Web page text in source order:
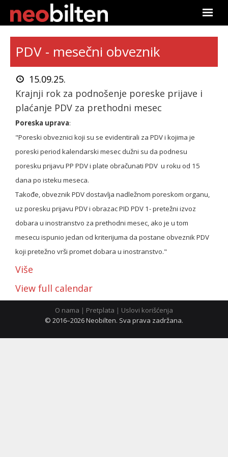
Početna
Pretraga
Aktuelno
Podaci
Linkovi
O nama
Pretplata
Prijava
ћирилица
PDV - mesečni obveznik
15.09.25.
Krajnji rok za podnošenje poreske prijave i
plaćanje PDV za prethodni mesec
Poreska uprava:
"Poreski obveznici koji su se evidentirali za PDV i kojima je
poreski period kalendarski mesec dužni su da podnesu
poresku prijavu PP PDV i plate obračunati PDV u roku od 15
dana po isteku meseca.
Takođe, obveznik PDV dostavlja nadležnom poreskom organu,
uz poresku prijavu PDV i obrazac PID PDV 1- pretežni izvoz
dobara u inostranstvo za prethodni mesec, ako je u tom
mesecu ispunio jedan od kriterijuma da postane obveznik PDV
koji pretežno vrši promet dobara u inostranstvo."
Više
View full calendar
O nama | Pretplata | Uslovi korišćenja
© 2016–2026 Neobilten. Sva prava zadržana.